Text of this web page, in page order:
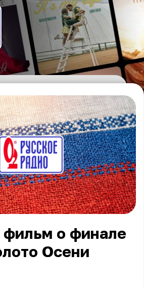
фильм о финале
Осени